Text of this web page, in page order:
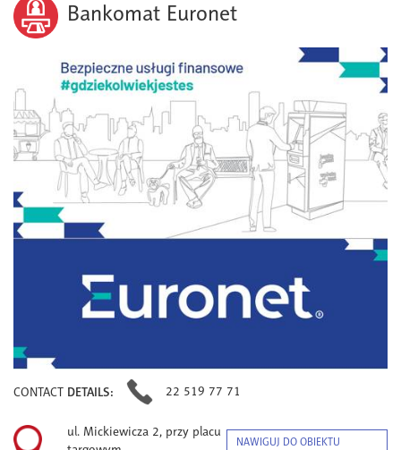
Bankomat Euronet
CONTACT DETAILS: 22 519 77 71
ul. Mickiewicza 2, przy placu
NAWIGUJ DO OBIEKTU